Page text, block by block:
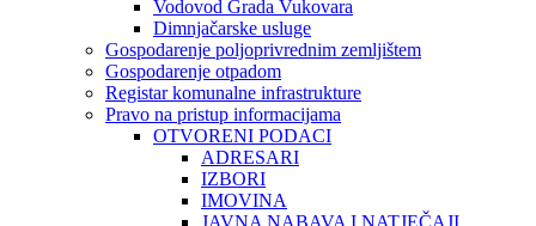
Vodovod Grada Vukovara
Dimnjačarske usluge
Gospodarenje poljoprivrednim zemljištem
Gospodarenje otpadom
Registar komunalne infrastrukture
Pravo na pristup informacijama
OTVORENI PODACI
ADRESARI
IZBORI
IMOVINA
JAVNA NABAVA I NATJEČAJI